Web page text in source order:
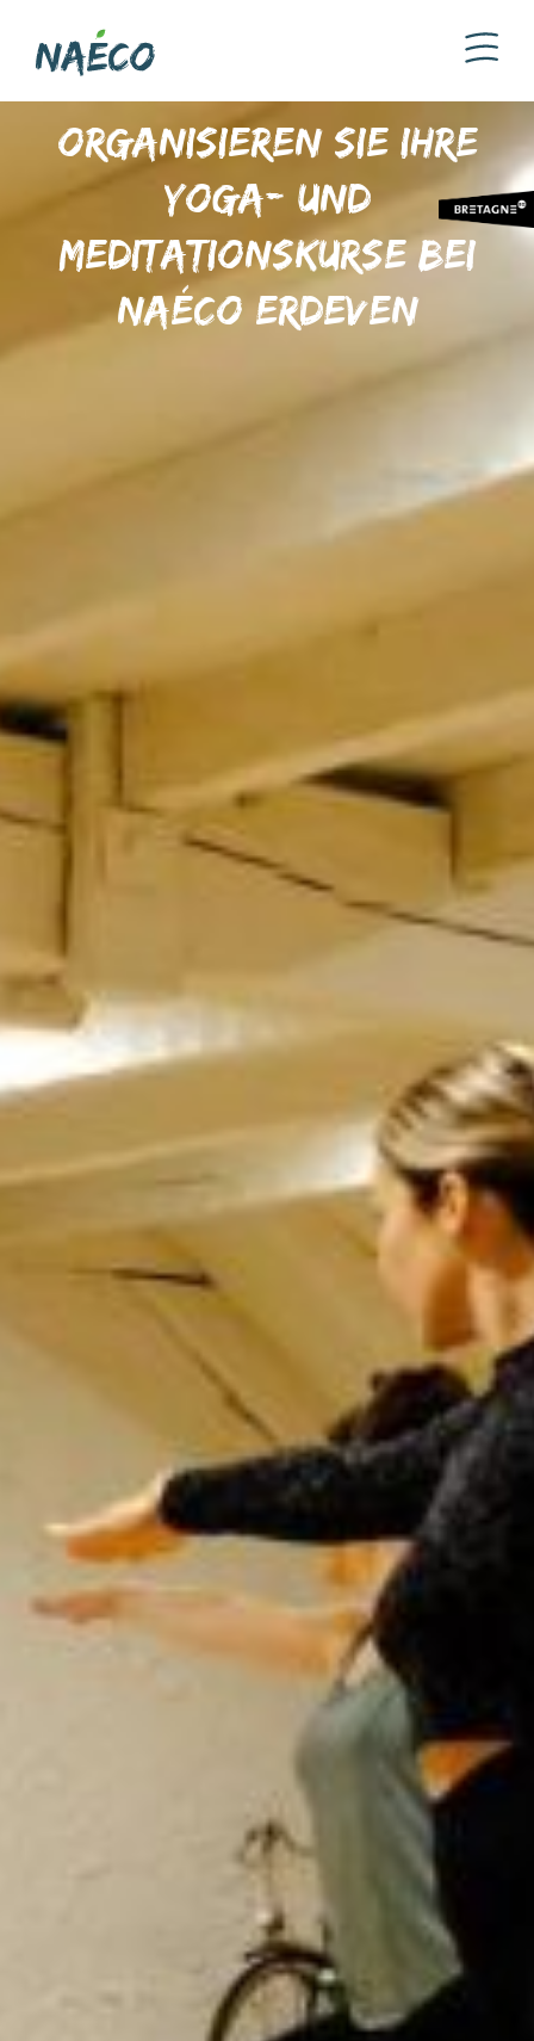
Organisieren Sie Ihre
Yoga- und
Meditationskurse bei
Naéco Erdeven